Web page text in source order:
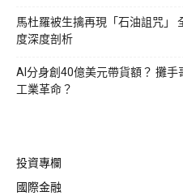
馬杜羅被生擒再現「石油詛咒」
度深度剖析
AI分身創40億美元帶貨額？ 攤手
工業革命？
投資專欄
國際金融